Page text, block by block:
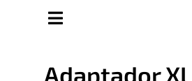
Adaptador